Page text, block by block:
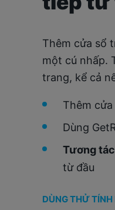
Thêm cửa sổ
một cú nhấp.
trang, kể cả
Thêm
Dùng
Tương
từ đầu
DÙNG THỬ TÍNH